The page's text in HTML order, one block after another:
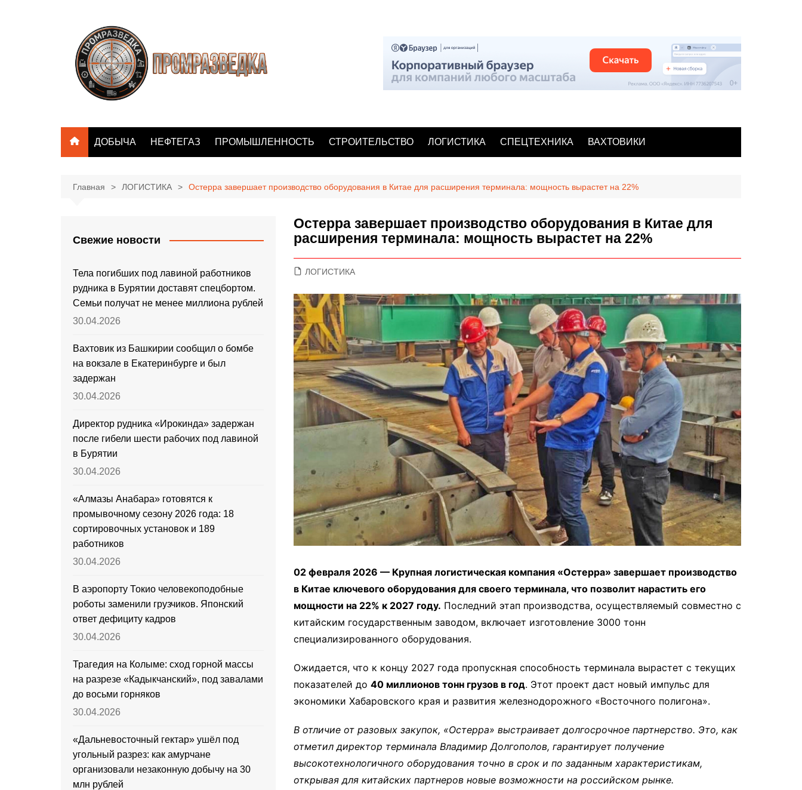
ДОБЫЧА НЕФТЕГАЗ ПРОМЫШЛЕННОСТЬ СТРОИТЕЛЬСТВО ЛОГИСТИКА СПЕЦТЕХНИКА ВАХТОВИКИ
Главная ЛОГИСТИКА Остерра завершает производство оборудования в Китае для расширения терминала: мощность вырастет на 22%
Остерра завершает производство оборудования в Китае для
расширения терминала: мощность вырастет на 22%
ЛОГИСТИКА
02 февраля 2026 — Крупная логистическая компания «Остерра» завершает производство
в Китае ключевого оборудования для своего терминала, что позволит нарастить его
мощности на 22% к 2027 году. Последний этап производства, осуществляемый совместно с
китайским государственным заводом, включает изготовление 3000 тонн
специализированного оборудования.
Ожидается, что к концу 2027 года пропускная способность терминала вырастет с текущих
показателей до 40 миллионов тонн грузов в год. Этот проект даст новый импульс для
экономики Хабаровского края и развития железнодорожного «Восточного полигона».
В отличие от разовых закупок, «Остерра» выстраивает долгосрочное партнерство. Это, как
отметил директор терминала Владимир Долгополов, гарантирует получение
высокотехнологичного оборудования точно в срок и по заданным характеристикам,
открывая для китайских партнеров новые возможности на российском рынке.
Свежие новости
Тела погибших под лавиной работников
рудника в Бурятии доставят спецбортом.
Семьи получат не менее миллиона рублей
30.04.2026
Вахтовик из Башкирии сообщил о бомбе
на вокзале в Екатеринбурге и был
задержан
30.04.2026
Директор рудника «Ирокинда» задержан
после гибели шести рабочих под лавиной
в Бурятии
30.04.2026
«Алмазы Анабара» готовятся к
промывочному сезону 2026 года: 18
сортировочных установок и 189
работников
30.04.2026
В аэропорту Токио человекоподобные
роботы заменили грузчиков. Японский
ответ дефициту кадров
30.04.2026
Трагедия на Колыме: сход горной массы
на разрезе «Кадыкчанский», под завалами
до восьми горняков
30.04.2026
«Дальневосточный гектар» ушёл под
угольный разрез: как амурчане
организовали незаконную добычу на 30
млн рублей